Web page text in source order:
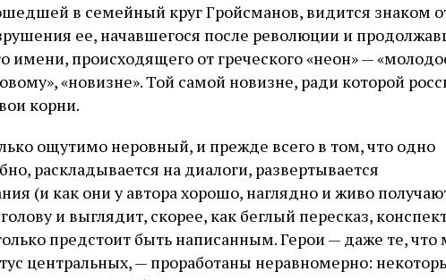
в семейный круг Гройсманов, видится знаком
ее, начавшегося после революции и
имени, происходящего от греческого «неон» —
«новизне». Той самой новизне, ради которой
корни.
ощутимо неровный, и прежде всего в том, что одно
раскладывается на диалоги, развертывается
(и как они у автора хорошо, наглядно и живо
и выглядит, скорее, как беглый пересказ,
предстоит быть написанным. Герои — даже те, что
центральных, — проработаны неравномерно: